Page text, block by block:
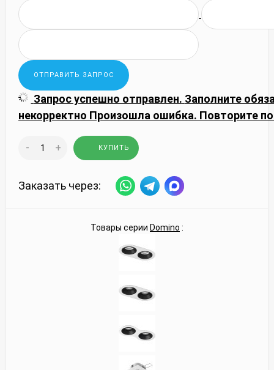
Запрос успешно отправлен. Заполните
некорректно Произошла ошибка. Повторите
- + КУПИТЬ
Заказать через:
Товары серии Domino :